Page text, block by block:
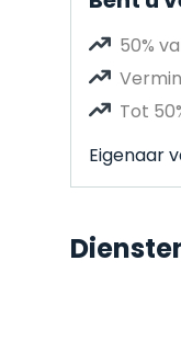
50%
Tot
Eigenaar